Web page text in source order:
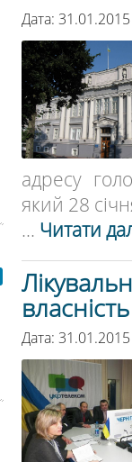
Дата:
адресу
який 28
... Читати
Дата: